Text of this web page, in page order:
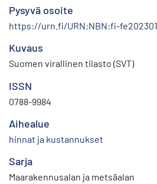
Pysyvä osoite
https://urn.fi/URN:NBN:fi-
Kuvaus
Suomen virallinen tilasto (SVT)
ISSN
0788-9984
Aihealue
hinnat ja kustannukset
Sarja
Maarakennusalan ja metsäalan